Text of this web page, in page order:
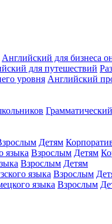
Английский для бизнеса
для путешествий
уровня Английский
Детям
языка Взрослым Детям
Взрослым Детям
языка Взрослым
языка Взрослым